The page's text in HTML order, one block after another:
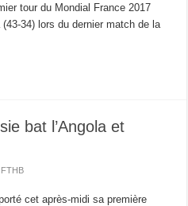
tour du Mondial France 2017
34) lors du dernier match de la
bat l’Angola et
cet après-midi sa première